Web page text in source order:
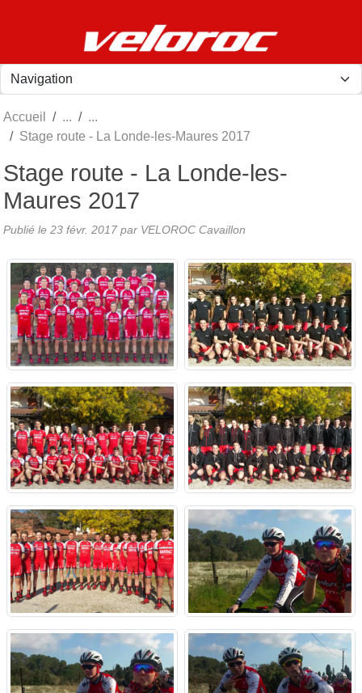
Accueil
Stage route - La Londe-les-Maures 2017
Stage route - La Londe-les-
Maures 2017
Publié le 23 févr. 2017 par VELOROC Cavaillon